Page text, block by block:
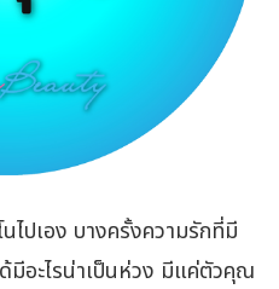
ไปเอง บางครั้งความรักที่มี
มีอะไรน่าเป็นห่วง มีแค่ตัวคุณ